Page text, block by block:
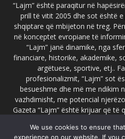
“Lajm” është paraqitur në
prill të vitit 2005 dhe sot është
shqiptare që mbijeton në treg.
në konceptet evropiane të
“Lajm” janë dinamike, nga
financiare, historike, akademike,
argëtuese, sportive, etj..
profesionalizmit, “Lajm” sot
besueshme dhe më me ndikim
vazhdimisht, me potencial
Gazeta “Lajm” është krijuar që
faqja zyrtare e gazetës “Lajm”,
We use cookies to ensure
experience on our website. If you